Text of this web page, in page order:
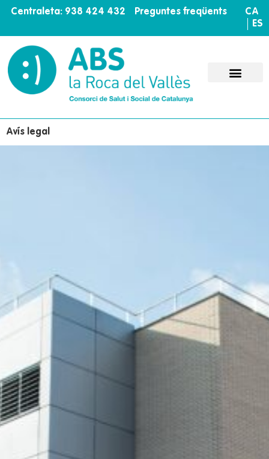
Centraleta: 938 424 432 Preguntes freqüents
CA
ES
Avís legal